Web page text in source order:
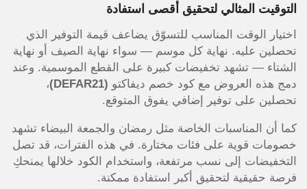
التوقيت المثالي لتحقيق أقصى استفادة
اختيار الوقت المناسب للتسوّق يضاعف قيمة التوفير الذي
تحصلين عليه. نهاية كل موسم — سواء نهاية الصيف أو نهاية
الشتاء — تشهد تخفيضات كبيرة على القطع الموسمية. وعند
دمج هذه العروض مع كود خصم ديفاكتو (DEFAR21)
،
تحصلين على توفير إضافي يفوق المتوقع.
كما أن المناسبات الخاصة مثل رمضان والجمعة البيضاء تشهد
خصومات قوية على فئات مختارة. في هذه الفترات، قد تصل
التخفيضات إلى نسب مرتفعة، واستخدام الكود خلالها يمنحكِ
فرصة حقيقية لتحقيق أكبر استفادة ممكنة.